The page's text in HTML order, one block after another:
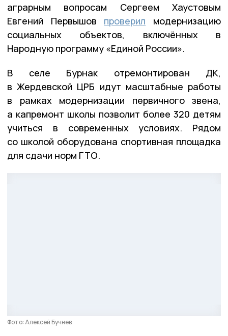
аграрным вопросам Сергеем Хаустовым
Евгений Первышов проверил модернизацию
социальных объектов, включённых в
Народную программу «Единой России».
В селе Бурнак отремонтирован ДК,
в Жердевской ЦРБ идут масштабные работы
в рамках модернизации первичного звена,
а капремонт школы позволит более 320 детям
учиться в современных условиях. Рядом
со школой оборудована спортивная площадка
для сдачи норм ГТО.
Фото: Алексей Бучнев